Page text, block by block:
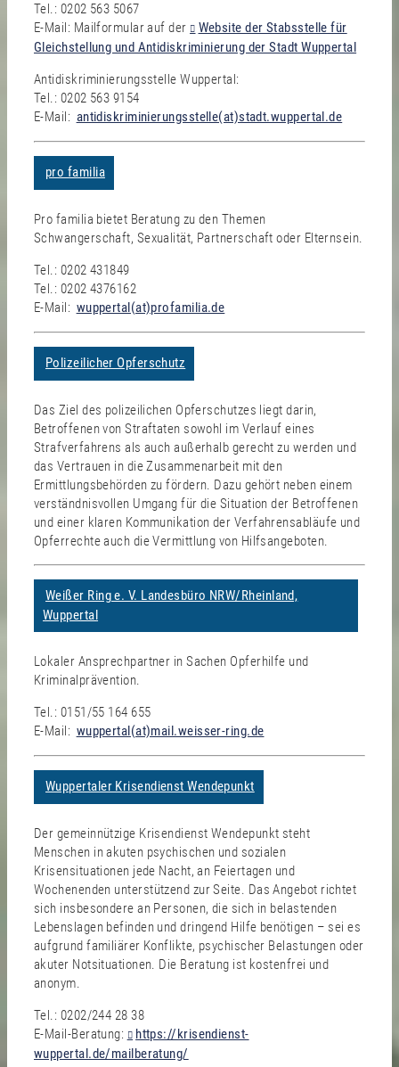
Tel.: 0202 563 5067
E-Mail: Mailformular auf der
Website der Stabsstelle für
Gleichstellung und Antidiskriminierung der Stadt Wuppertal
Antidiskriminierungsstelle Wuppertal:
Tel.: 0202 563 9154
E-Mail: antidiskriminierungsstelle(at)stadt.wuppertal.de
pro familia
Pro familia bietet Beratung zu den Themen
Schwangerschaft, Sexualität, Partnerschaft oder Elternsein.
Tel.: 0202 431849
Tel.: 0202 4376162
E-Mail: wuppertal(at)profamilia.de
Polizeilicher Opferschutz
Das Ziel des polizeilichen Opferschutzes liegt darin,
Betroffenen von Straftaten sowohl im Verlauf eines
Strafverfahrens als auch außerhalb gerecht zu werden und
das Vertrauen in die Zusammenarbeit mit den
Ermittlungsbehörden zu fördern. Dazu gehört neben einem
verständnisvollen Umgang für die Situation der Betroffenen
und einer klaren Kommunikation der Verfahrensabläufe und
Opferrechte auch die Vermittlung von Hilfsangeboten.
Weißer Ring e. V. Landesbüro NRW/Rheinland,
Wuppertal
Lokaler Ansprechpartner in Sachen Opferhilfe und
Kriminalprävention.
Tel.: 0151/55 164 655
E-Mail: wuppertal(at)mail.weisser-ring.de
Wuppertaler Krisendienst Wendepunkt
Der gemeinnützige Krisendienst Wendepunkt steht
Menschen in akuten psychischen und sozialen
Krisensituationen jede Nacht, an Feiertagen und
Wochenenden unterstützend zur Seite. Das Angebot richtet
sich insbesondere an Personen, die sich in belastenden
Lebenslagen befinden und dringend Hilfe benötigen – sei es
aufgrund familiärer Konflikte, psychischer Belastungen oder
akuter Notsituationen. Die Beratung ist kostenfrei und
anonym.
Tel.: 0202/244 28 38
E-Mail-Beratung:
https://krisendienst-
wuppertal.de/mailberatung/